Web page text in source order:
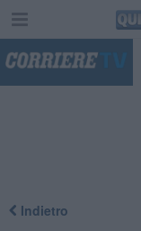
Indietro